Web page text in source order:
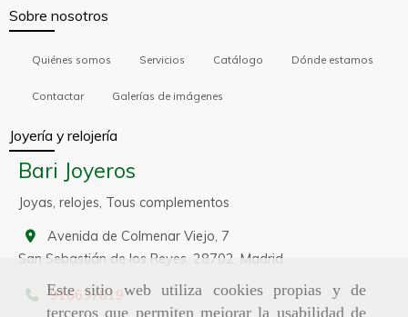
Este sitio web utiliza cookies propias y de
terceros que permiten mejorar la usabilidad de
Sobre nosotros
Quiénes somos Servicios Catálogo Dónde estamos
Contactar Galerías de imágenes
Joyería y relojería
Bari Joyeros
Joyas, relojes, Tous complementos
Avenida de Colmenar Viejo, 7
San Sebastián de los Reyes, 28702, Madrid
916637819